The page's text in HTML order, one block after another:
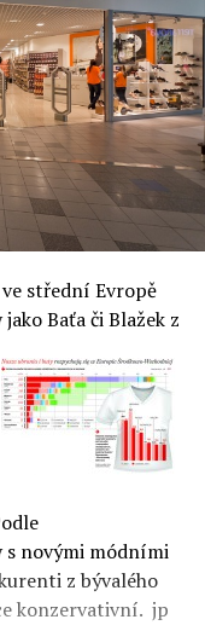
střední Evropě
Baťa či Blažek z
s novými módními
z bývalého
konzervativní. jp